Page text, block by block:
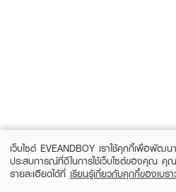
เว็บไซต์ EVEANDBOY เราใช้คุกกี้เพื่อพัฒน
ประสบการณ์ที่ดีในการใช้เว็บไซต์ของคุณ คุ
รายละเอียดได้ที่ เรียนรู้เกี่ยวกับคุกกี้ของเบรา